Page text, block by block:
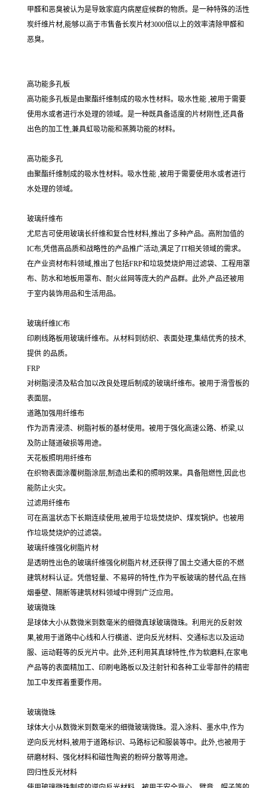
甲醛和恶臭被认为是导致家庭内病屋症候群的物质。是一种特殊的活性
炭纤维片材,能够以高于市售备长炭片材3000倍以上的效率清除甲醛和
恶臭。
高功能多孔板
高功能多孔板是由聚酯纤维制成的吸水性材料。吸水性能 ,被用于需要
使用水或者进行水处理的领域。是一种既具备适度的片材刚性,还具备
出色的加工性,兼具虹吸功能和蒸腾功能的材料。
高功能多孔
由聚酯纤维制成的吸水性材料。吸水性能 ,被用于需要使用水或者进行
水处理的领域。
玻璃纤维布
尤尼吉可使用玻璃长纤维和复合性材料,推出了多种产品。高附加值的
IC布,凭借高品质和战略性的产品推广活动,满足了IT相关领域的需求。
在产业资材布料领域,推出了包括FRP和垃圾焚烧炉用过滤袋、工程用罩
布、防水和地板用罩布、耐火丝网等庞大的产品群。此外,产品还被用
于室内装饰用品和生活用品。
玻璃纤维IC布
印刷线路板用玻璃纤维布。从材料到纺织、表面处理,集结优秀的技术,
提供 的品质。
FRP
对树脂浸渍及粘合加以改良处理后制成的玻璃纤维布。被用于滑雪板的
表面层。
道路加强用纤维布
作为沥青浸渍、树脂衬板的基材使用。被用于强化高速公路、桥梁,以
及防止隧道破损等用途。
天花板照明用纤维布
在织物表面涂覆树脂涂层,制造出柔和的照明效果。具备阻燃性,因此也
能防止火灾。
过滤用纤维布
可在高温状态下长期连续使用,被用于垃圾焚烧炉、煤炭锅炉。也被用
作垃圾焚烧炉的过滤袋。
玻璃纤维强化树脂片材
是透明性出色的玻璃纤维强化树脂片材,还获得了国土交通大臣的不燃
建筑材料认证。凭借轻量、不易碎的特性,作为平板玻璃的替代品,在挡
烟垂壁、隔断等建筑材料领域中得到广泛应用。
玻璃微珠
是球体大小从数微米到数毫米的细微真球玻璃微珠。利用光的反射效
果,被用于道路中心线和人行横道、逆向反光材料、交通标志以及运动
服、运动鞋等的反光片中。此外,还利用其真球特性,作为软磨料,在家电
产品等的表面精加工、印刷电路板以及注射针和各种工业零部件的精密
加工中发挥着重要作用。
玻璃微珠
球体大小从数微米到数毫米的细微玻璃微珠。混入涂料、墨水中,作为
逆向反光材料,被用于道路标识、马路标记和服装等中。此外,也被用于
研磨材料、强化材料和磁性陶瓷的粉碎分散等用途。
回归性反光材料